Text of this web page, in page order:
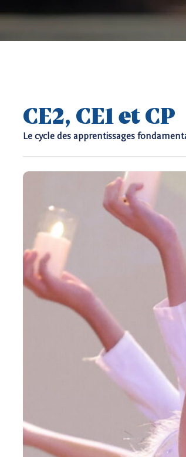
CE2, CE1 et CP
Le cycle des apprentissages